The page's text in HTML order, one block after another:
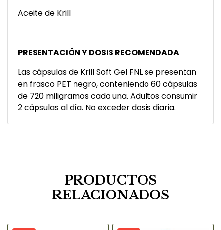
Aceite de Krill
PRESENTACIÓN Y DOSIS RECOMENDADA
Las cápsulas de Krill Soft Gel FNL se presentan
en frasco PET negro, conteniendo 60 cápsulas
de 720 miligramos cada una. Adultos consumir
2 cápsulas al día. No exceder dosis diaria.
PRODUCTOS
RELACIONADOS